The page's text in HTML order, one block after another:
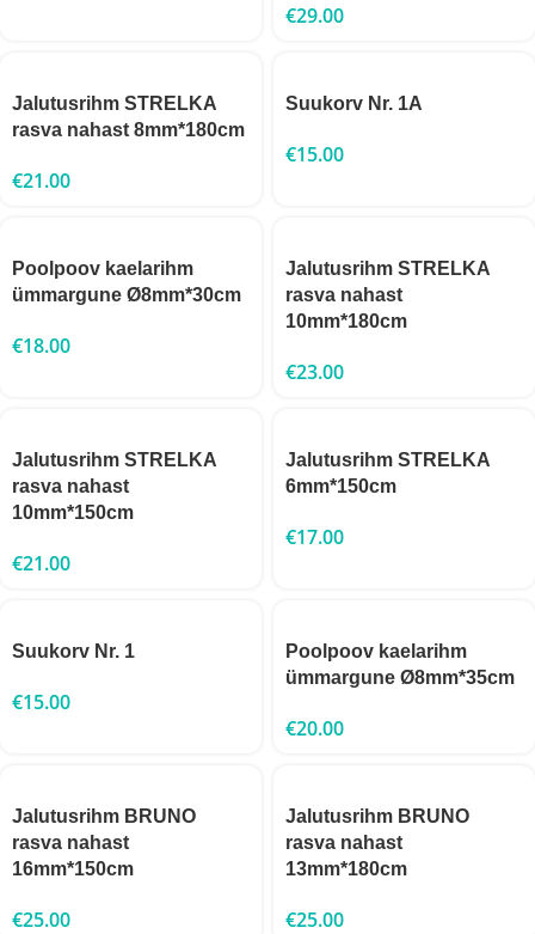
€29.00
Jalutusrihm STRELKA
rasva nahast 8mm*180cm
€21.00
Suukorv Nr. 1A
€15.00
Poolpoov kaelarihm
ümmargune Ø8mm*30cm
€18.00
Jalutusrihm STRELKA
rasva nahast
10mm*180cm
€23.00
Jalutusrihm STRELKA
rasva nahast
10mm*150cm
€21.00
Jalutusrihm STRELKA
6mm*150cm
€17.00
Suukorv Nr. 1
€15.00
Poolpoov kaelarihm
ümmargune Ø8mm*35cm
€20.00
Jalutusrihm BRUNO
rasva nahast
16mm*150cm
€25.00
Jalutusrihm BRUNO
rasva nahast
13mm*180cm
€25.00